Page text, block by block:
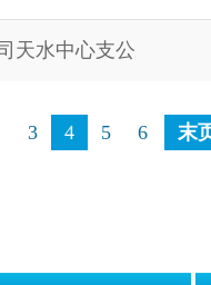
天水中心支公
3 4 5 6 末